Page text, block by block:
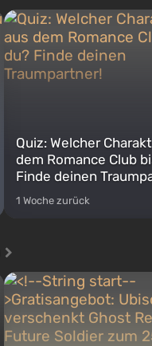
Quiz: Welcher
dem Romance Club
Finde deinen
1 Woche zurück